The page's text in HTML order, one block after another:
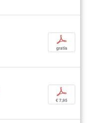
p
gratis
p
€ 7,95